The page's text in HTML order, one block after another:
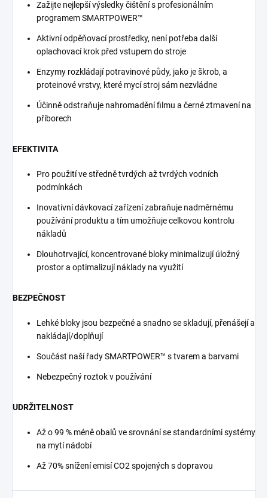
Zažijte nejlepší výsledky čištění s profesionálním
programem SMARTPOWER™
Aktivní odpěňovací prostředky, není potřeba další
oplachovací krok před vstupem do stroje
Enzymy rozkládají potravinové půdy, jako je škrob, a
proteinové vrstvy, které mycí stroj sám nezvládne
Účinně odstraňuje nahromadění filmu a černé ztmavení na
příborech
EFEKTIVITA
Pro použití ve středně tvrdých až tvrdých vodních
podmínkách
Inovativní dávkovací zařízení zabraňuje nadměrnému
používání produktu a tím umožňuje celkovou kontrolu
nákladů
Dlouhotrvající, koncentrované bloky minimalizují úložný
prostor a optimalizují náklady na využití
BEZPEČNOST
Lehké bloky jsou bezpečné a snadno se skladují, přenášejí a
nakládají/doplňují
Součást naší řady SMARTPOWER™ s tvarem a barvami
Nebezpečný roztok v používání
UDRŽITELNOST
Až o 99 % méně obalů ve srovnání se standardními systémy
na mytí nádobí
Až 70% snížení emisí CO2 spojených s dopravou